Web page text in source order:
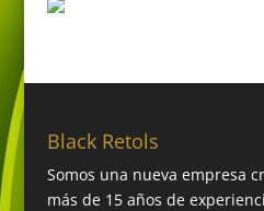
Black Retols
Somos una nueva empresa
más de 15 años de